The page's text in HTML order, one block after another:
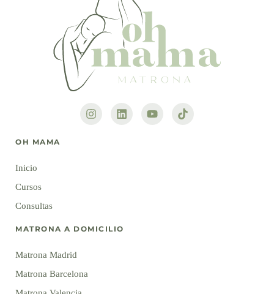
OH MAMA
Inicio
Cursos
Consultas
MATRONA A DOMICILIO
Matrona Madrid
Matrona Barcelona